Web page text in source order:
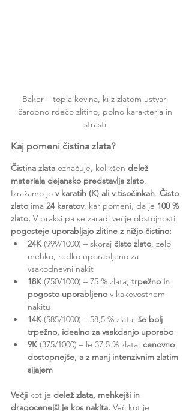
Baker – topla kovina, ki z zlatom ustvari
čarobno rdečo zlitino, polno karakterja in
strasti.
Kaj pomeni čistina zlata?
Čistina zlata označuje, kolikšen delež
materiala dejansko predstavlja zlato.
Izražamo jo v karatih (K) ali v tisočinkah. Čisto
zlato ima 24 karatov, kar pomeni, da je 100 %
zlato. V praksi pa se zaradi večje obstojnosti
pogosteje uporabljajo zlitine z nižjo čistino:
24K (999/1000) – skoraj čisto zlato , zelo
mehko, redko uporabljeno za
vsakodnevni nakit
18K (750/1000) – 75 % zlata; trpežno in
pogosto uporabljeno v kakovostnem
nakitu
14K (585/1000) – 58,5 % zlata; še bolj
trpežno, idealno za vsakdanjo uporabo
9K (375/1000) – le 37,5 % zlata; cenovno
dostopnejše, a z manj intenzivnim zlatim
sijajem
Večji kot je delež zlata, mehkejši in
dragocenejši je kos nakita. Več kot je